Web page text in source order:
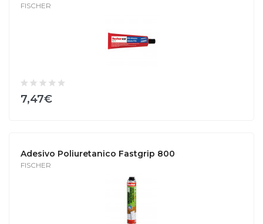
FISCHER
7,47€
Adesivo Poliuretanico Fastgrip 800
FISCHER